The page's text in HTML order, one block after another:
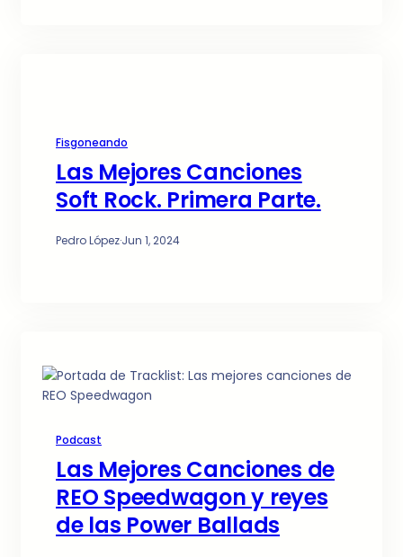
Fisgoneando
Las Mejores Canciones
Soft Rock. Primera Parte.
Pedro López·Jun 1, 2024
Podcast
Las Mejores Canciones de
REO Speedwagon y reyes
de las Power Ballads